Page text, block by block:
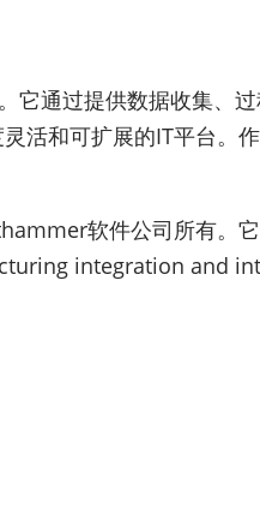
它通过提供数据收集、
活和可扩展的IT平台。
软件公司所有。
integration and